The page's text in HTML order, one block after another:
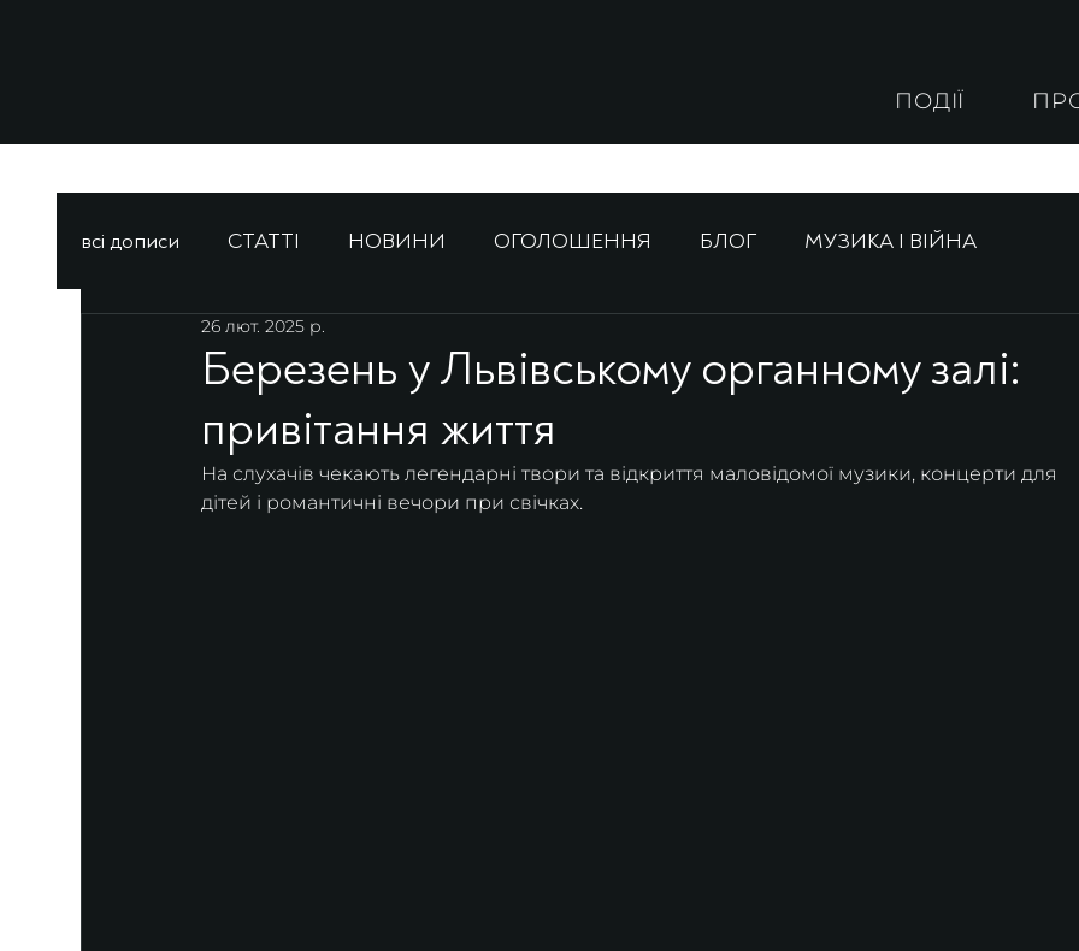
ПОДІЇ
всі дописи СТАТТІ НОВИНИ ОГОЛОШЕННЯ БЛОГ МУЗИКА І ВІЙНА
Березень у Львівському органному залі:
привітання життя
26 лют. 2025 р.
На слухачів чекають легендарні твори та відкриття маловідомої музики, концерти для
дітей і романтичні вечори при свічках.